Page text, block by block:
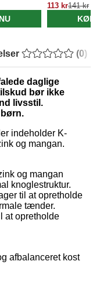
113 kr141 kr
KØB
(0)
daglige
bør ikke
livsstil.
indeholder K-
og mangan.
og mangan
knoglestruktur.
til at opretholde
tænder.
at opretholde
afbalanceret kost